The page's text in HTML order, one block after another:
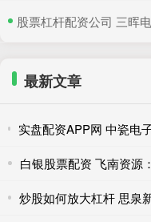
股票杠杆配资公司 三晖电气
最新文章
白银股票配资 飞南资源